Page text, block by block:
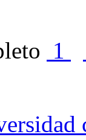
1